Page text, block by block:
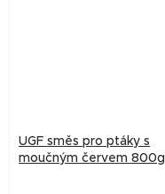
UGF směs pro ptáky s
moučným červem 800g